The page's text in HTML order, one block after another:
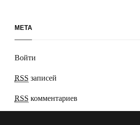
МЕТА
Войти
RSS записей
RSS комментариев